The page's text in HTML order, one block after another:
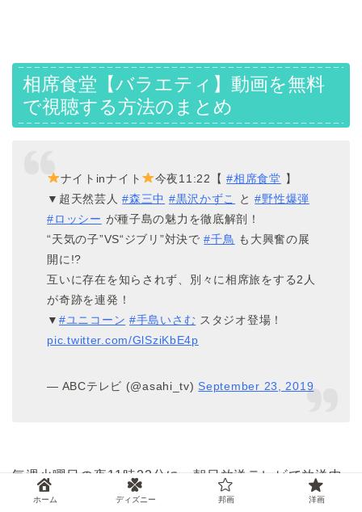
相席食堂【バラエティ】動画を無料
で視聴する方法のまとめ
ナイトinナイト 今夜11:22【#相席食堂 】
▼超天然芸人#森三中 #黒沢かずこ と#野性爆弾
#ロッシー が種子島の魅力を徹底解剖！
“天気の子”VS“ジブリ”対決で#千鳥 も大興奮の展
開に!?
互いに存在を知らされず、別々に相席旅をする2人
が奇跡を連発！
▼ #ユニコーン #手島いさむ スタジオ登場！
pic.twitter.com/GlSziKbE4p
— ABCテレビ (@asahi_tv) September 23, 2019
毎週火曜日の夜11時22分に、朝日放送テレビで放送中
の人気バラエティ番組「
」は、民法公式テレ
ホーム ディズニー 邦画 洋画